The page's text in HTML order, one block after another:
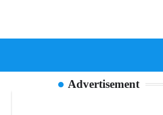
Advertisement